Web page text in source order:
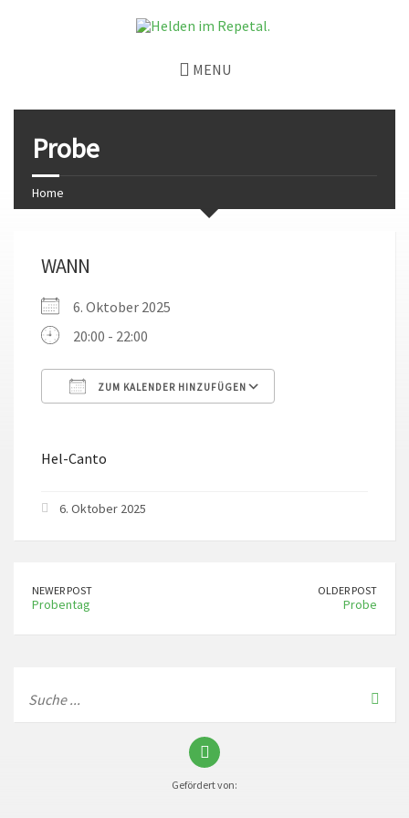
MENU
Probe
Home
WANN
6. Oktober 2025
20:00 - 22:00
ZUM KALENDER HINZUFÜGEN
Hel-Canto
6. Oktober 2025
NEWER POST
Probentag
OLDER POST
Probe
Gefördert von: